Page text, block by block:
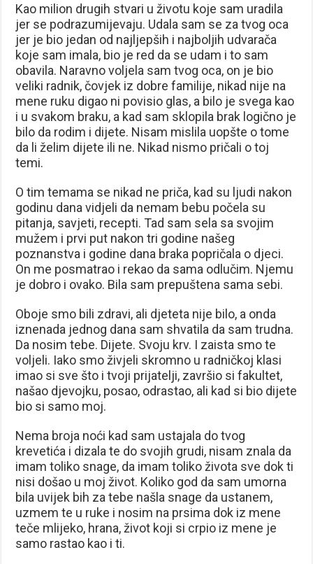
Kao milion drugih stvari u životu koje sam uradila
jer se podrazumijevaju. Udala sam se za tvog oca
jer je bio jedan od najljepših i najboljih udvarača
koje sam imala, bio je red da se udam i to sam
obavila. Naravno voljela sam tvog oca, on je bio
veliki radnik, čovjek iz dobre familije, nikad nije na
mene ruku digao ni povisio glas, a bilo je svega kao
i u svakom braku, a kad sam sklopila brak logično je
bilo da rodim i dijete. Nisam mislila uopšte o tome
da li želim dijete ili ne. Nikad nismo pričali o toj
temi.
O tim temama se nikad ne priča, kad su ljudi nakon
godinu dana vidjeli da nemam bebu počela su
pitanja, savjeti, recepti. Tad sam sela sa svojim
mužem i prvi put nakon tri godine našeg
poznanstva i godine dana braka popričala o djeci.
On me posmatrao i rekao da sama odlučim. Njemu
je dobro i ovako. Bila sam prepuštena sama sebi.
Oboje smo bili zdravi, ali djeteta nije bilo, a onda
iznenada jednog dana sam shvatila da sam trudna.
Da nosim tebe. Dijete. Svoju krv. I zaista smo te
voljeli. Iako smo živjeli skromno u radničkoj klasi
imao si sve što i tvoji prijatelji, završio si fakultet,
našao djevojku, posao, odrastao, ali kad si bio dijete
bio si samo moj.
Nema broja noći kad sam ustajala do tvog
krevetića i dizala te do svojih grudi, nisam znala da
imam toliko snage, da imam toliko života sve dok ti
nisi došao u moj život. Koliko god da sam umorna
bila uvijek bih za tebe našla snage da ustanem,
uzmem te u ruke i nosim na prsima dok iz mene
teče mlijeko, hrana, život koji si crpio iz mene je
samo rastao kao i ti.